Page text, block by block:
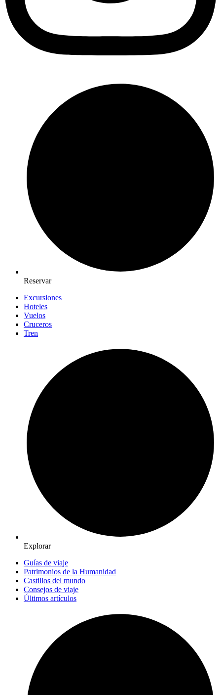
Reservar
Excursiones
Hoteles
Vuelos
Cruceros
Tren
Explorar
Guías de viaje
Patrimonios de la Humanidad
Castillos del mundo
Consejos de viaje
Últimos artículos